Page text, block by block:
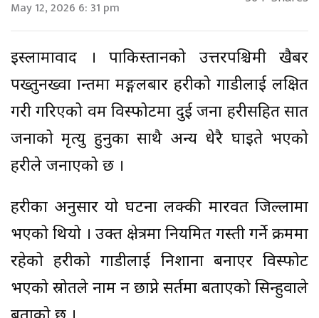
May 12, 2026 6: 31 pm
इस्लामावाद । पाकिस्तानको उत्तरपश्चिमी खैबर
पख्तुनख्वा प्रान्तमा मङ्गलबार प्रहरीको गाडीलाई लक्षित
गरी गरिएको वम विस्फोटमा दुई जना प्रहरीसहित सात
जनाको मृत्यु हुनुका साथै अन्य धेरै घाइते भएको
प्रहरीले जनाएको छ ।
प्रहरीका अनुसार यो घटना लक्की मारवत जिल्लामा
भएको थियो । उक्त क्षेत्रमा नियमित गस्ती गर्ने क्रममा
रहेको प्रहरीको गाडीलाई निशाना बनाएर विस्फोट
भएको स्रोतले नाम न छाप्ने सर्तमा बताएको सिन्हुवाले